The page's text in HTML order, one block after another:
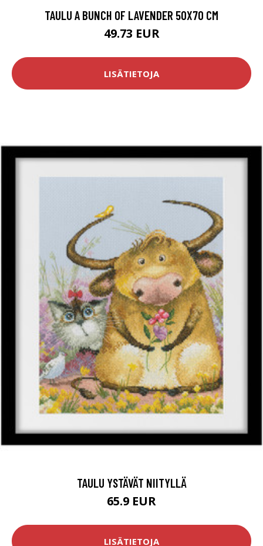
TAULU A BUNCH OF LAVENDER 50X70 CM
49.73 EUR
LISÄTIETOJA
TAULU YSTÄVÄT NIITYLLÄ
65.9 EUR
LISÄTIETOJA